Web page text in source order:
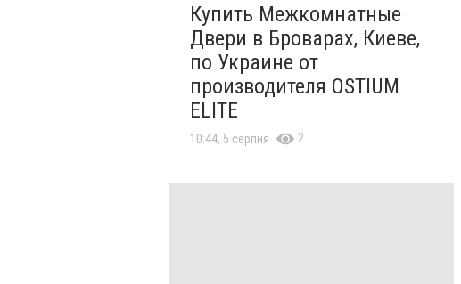
Купить Межкомнатные
Двери в Броварах, Киеве,
по Украине от
производителя OSTIUM
ELITE
10:44, 5 серпня 2